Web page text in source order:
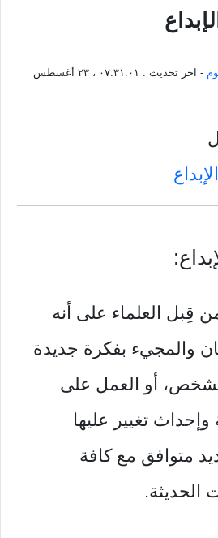
- اخر تحديث :
٠٧:٣١:٠١ ، ٢٣ أغسطس
قِبل العلماء على أنه
والمجيء بفكرة جديدة
أو العمل على
تغيير عليها
متوافق مع كافة
الحديثة.